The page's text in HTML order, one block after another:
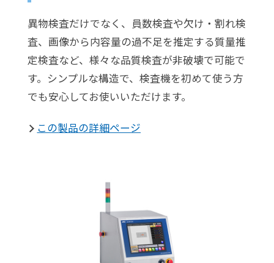
異物検査だけでなく、員数検査や欠け・割れ検
査、画像から内容量の過不足を推定する質量推
定検査など、様々な品質検査が非破壊で可能で
す。シンプルな構造で、検査機を初めて使う方
でも安心してお使いいただけます。
この製品の詳細ページ